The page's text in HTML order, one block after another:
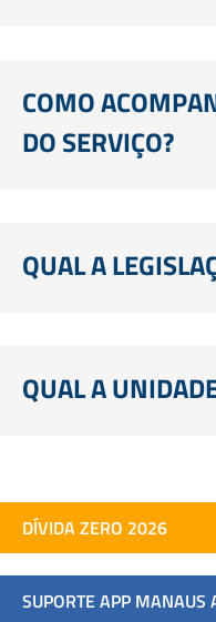
COMO
DO SERVIÇO?
QUAL A
QUAL A
DÍVIDA ZERO 2026
SUPORTE APP MANAUS